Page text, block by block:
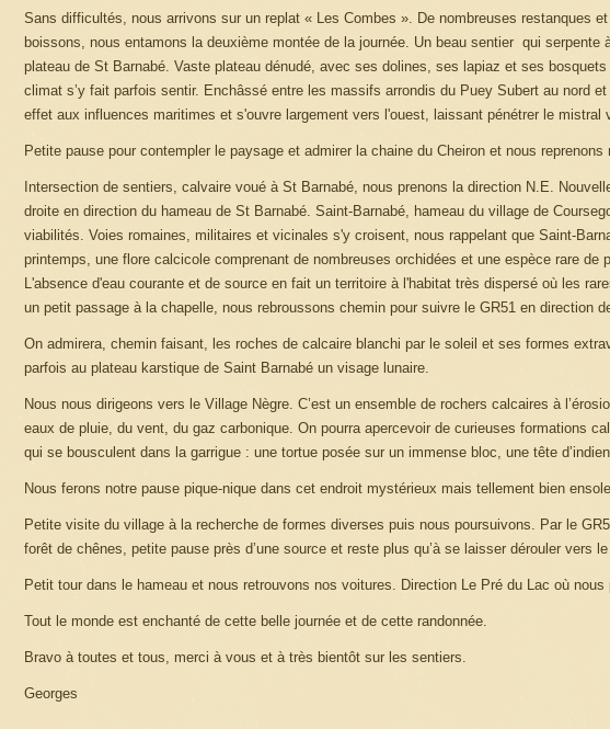
Sans difficultés, nous arrivons sur un replat « Les Combes ». De nombreuses restanques
boissons, nous entamons la deuxième montée de la journée. Un beau sentier qui
plateau de St Barnabé. Vaste plateau dénudé, avec ses dolines, ses lapiaz et ses
climat s’y fait parfois sentir. Enchâssé entre les massifs arrondis du Puey Subert au nord
effet aux influences maritimes et s'ouvre largement vers l'ouest, laissant pénétrer le mistral
Petite pause pour contempler le paysage et admirer la chaine du Cheiron et nous reprenons
Intersection de sentiers, calvaire voué à St Barnabé, nous prenons la direction N.E.
droite en direction du hameau de St Barnabé. Saint-Barnabé, hameau du village de
viabilités. Voies romaines, militaires et vicinales s'y croisent, nous rappelant que Saint-
printemps, une flore calcicole comprenant de nombreuses orchidées et une espèce rare
L'absence d'eau courante et de source en fait un territoire à l'habitat très dispersé où les
un petit passage à la chapelle, nous rebroussons chemin pour suivre le GR51 en direction
On admirera, chemin faisant, les roches de calcaire blanchi par le soleil et ses formes
parfois au plateau karstique de Saint Barnabé un visage lunaire.
Nous nous dirigeons vers le Village Nègre. C’est un ensemble de rochers calcaires à
eaux de pluie, du vent, du gaz carbonique. On pourra apercevoir de curieuses formations
qui se bousculent dans la garrigue : une tortue posée sur un immense bloc, une tête
Nous ferons notre pause pique-nique dans cet endroit mystérieux mais tellement bien
Petite visite du village à la recherche de formes diverses puis nous poursuivons. Par le
forêt de chênes, petite pause près d’une source et reste plus qu’à se laisser dérouler vers le
Petit tour dans le hameau et nous retrouvons nos voitures. Direction Le Pré du Lac où
Tout le monde est enchanté de cette belle journée et de cette randonnée.
Bravo à toutes et tous, merci à vous et à très bientôt sur les sentiers.
Georges